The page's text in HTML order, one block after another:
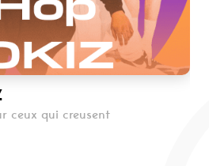
ceux qui creusent